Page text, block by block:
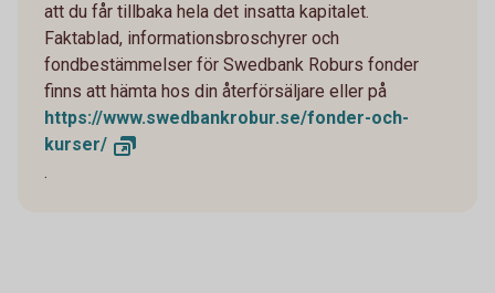
att du får tillbaka hela det insatta kapitalet.
Faktablad, informationsbroschyrer och
fondbestämmelser för Swedbank Roburs fonder
finns att hämta hos din återförsäljare eller på
https://www.swedbankrobur.se/fonder-och-
kurser/
.